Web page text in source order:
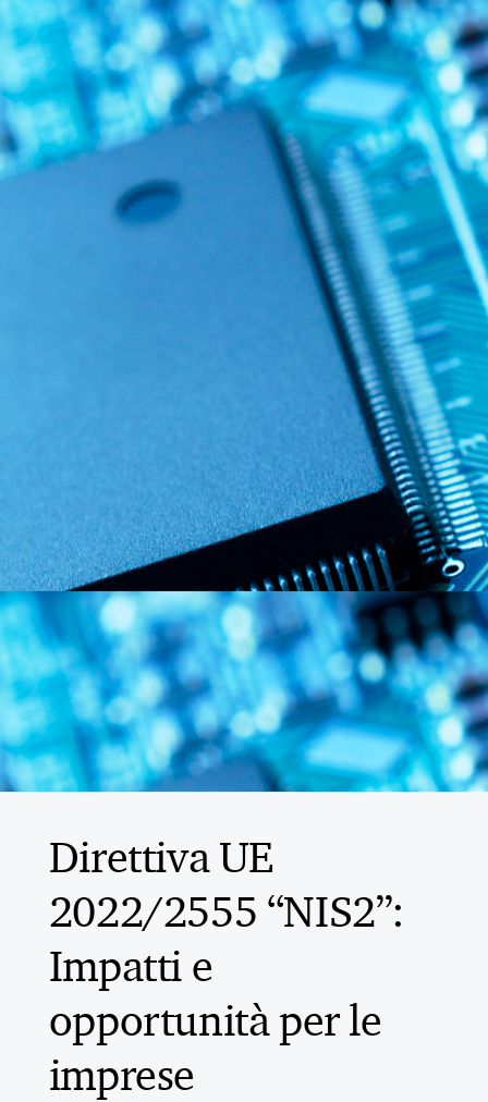
Direttiva UE
2022/2555 “NIS2”:
Impatti e
opportunità per le
imprese